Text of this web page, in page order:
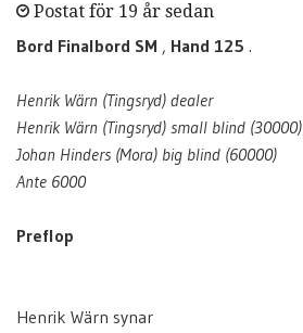
Postat för 19 år sedan
Bord Finalbord SM , Hand 125 .
Henrik Wärn (Tingsryd) dealer
Henrik Wärn (Tingsryd) small blind (30000)
Johan Hinders (Mora) big blind (60000)
Ante 6000
Preflop
Henrik Wärn synar